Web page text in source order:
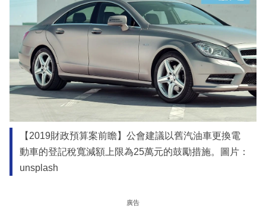
【2019財政預算案前瞻】公會建議以舊汽油車更換電
動車的登記稅寬減額上限為25萬元的鼓勵措施。圖片：
unsplash
廣告